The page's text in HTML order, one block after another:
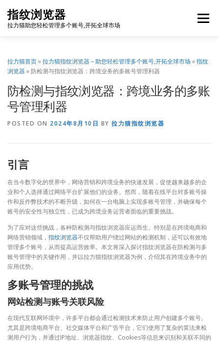
content
指纹浏览器
拉力猫助您轻松管理多个账号,开拓全球市场
Menu
联系我们 免费注册 账号登录 软件下载
拉力猫首页»拉力猫指纹浏览器 – 助您轻松管理多个账号,开拓全球市场»指纹
浏览器»防检测与指纹浏览器：跨境业务的多账号管理利器
防检测与指纹浏览器：跨境业务的多账
号管理利器
POSTED ON 2024年8月10日 BY 拉力猫指纹浏览器
引言
在当今数字化的世界中，网络营销和跨境业务的快速发展，促使越来越多的企
业和个人选择通过网络平台扩展他们的业务。然而，随着在线平台对多账号操
作和反作弊技术的不断升级，如何在一台电脑上实现多账号管理，并确保每个
账号的安全性与独立性，已成为跨境业务运营者面临的重要挑战。
为了应对这些挑战，各种防检测与指纹浏览器应运而生。特别是在跨境电商和
网络营销领域， 指纹浏览器不仅帮助用户绕过网站的检测机制，还可以有效地
管理多个账号，从而提高运营效率。本文将深入探讨指纹浏览器在防检测与多
账号管理中的关键作用，并以拉力猫指纹浏览器为例，介绍其在跨境业务中的
应用优势。
多账号管理的挑战
网站检测与账号关联风险
在现代互联网环境中，许多平台都会通过检测技术来防止用户创建多个账号。
尤其是跨境电商平台、社交媒体平台和广告平台，它们使用了复杂的算法来检
测用户行为，并通过IP地址、浏览器指纹、Cookies等信息来识别和关联不同的